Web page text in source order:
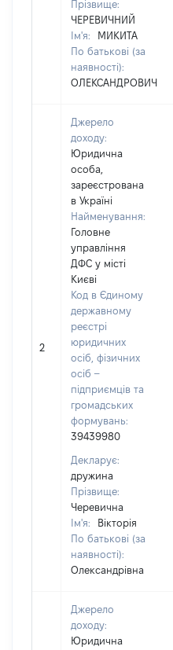
Прізвище:
ЧЕРЕВИЧНИЙ
Ім'я:
МИКИТА
По батькові (за
наявності):
ОЛЕКСАНДРОВИЧ
2
Джерело
доходу:
Юридична
особа,
зареєстрована
в Україні
Найменування:
Головне
управління
ДФС у місті
Києві
Код в Єдиному
державному
реєстрі
юридичних
осіб, фізичних
осіб –
підприємців та
громадських
формувань:
39439980
Декларує:
дружина
Прізвище:
Черевична
Ім'я:
Вікторія
По батькові (за
наявності):
Олександрівна
Джерело
доходу:
Юридична